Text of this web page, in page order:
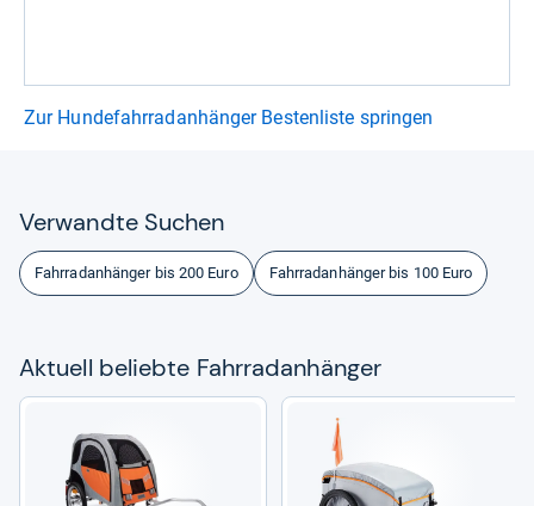
Zur Hundefahrradanhänger Bestenliste springen
Ver­wandte Suchen
Fahrradanhänger bis 200 Euro Fahrradanhänger bis 100 Euro
Aktu­ell beliebte Fahr­rad­an­hän­ger